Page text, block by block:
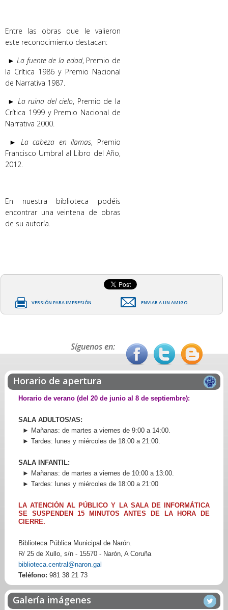
Entre las obras que le valieron
este reconocimiento destacan:
►La fuente de la edad, Premio de
la Crítica 1986 y Premio Nacional
de Narrativa 1987.
► La ruina del cielo, Premio de la
Crítica 1999 y Premio Nacional de
Narrativa 2000.
► La cabeza en llamas, Premio
Francisco Umbral al Libro del Año,
2012.
En nuestra biblioteca podéis
encontrar una veintena de obras
de su autoría.
VERSIÓN PARA IMPRESIÓN ENVIAR A UN AMIGO
Síguenos en:
Horario de apertura
Horario de verano (del 20 de junio al 8 de septiembre):
SALA ADULTOS/AS:
► Mañanas: de martes a viernes de 9:00 a 14:00.
► Tardes: lunes y miércoles de 18:00 a 21:00.
SALA INFANTIL:
► Mañanas: de martes a viernes de 10:00 a 13:00.
► Tardes: lunes y miércoles de 18:00 a 21:00
LA ATENCIÓN AL PÚBLICO Y LA SALA DE INFORMÁTICA
SE SUSPENDEN 15 MINUTOS ANTES DE LA HORA DE
CIERRE.
Biblioteca Pública Municipal de Narón.
R/ 25 de Xullo, s/n - 15570 - Narón, A Coruña
biblioteca.central@naron.gal
Teléfono: 981 38 21 73
Galería imágenes